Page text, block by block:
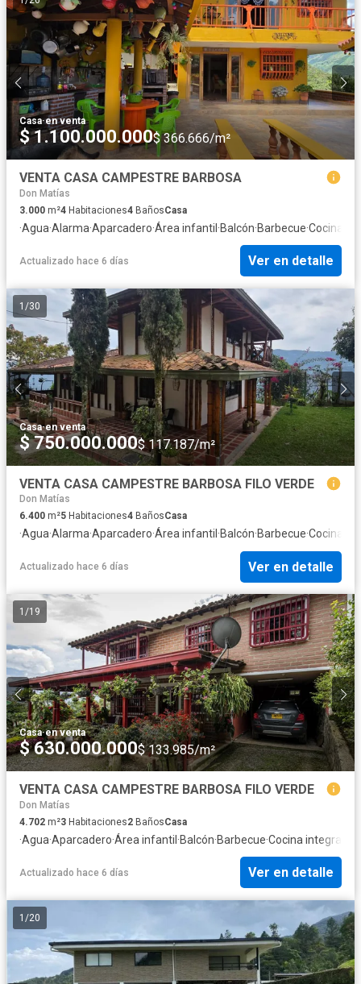
Casa·en venta
$ 1.100.000.000$ 366.666/m²
VENTA CASA CAMPESTRE BARBOSA
Don Matías
3.000 m²4 Habitaciones4 BañosCasa
·Agua·Alarma·Aparcadero·Área infantil ·Balcón·Barbecue·Cocina
Actualizado hace 6 días Ver en detalle
1 /30
Casa·en venta
$ 750.000.000$ 117.187/m²
VENTA CASA CAMPESTRE BARBOSA FILO VERDE
Don Matías
6.400 m²5 Habitaciones4 BañosCasa
·Agua·Alarma·Aparcadero·Área infantil ·Balcón·Barbecue·Cocina
Actualizado hace 6 días Ver en detalle
1 /19
Casa·en venta
$ 630.000.000$ 133.985/m²
VENTA CASA CAMPESTRE BARBOSA FILO VERDE
Don Matías
4.702 m²3 Habitaciones2 BañosCasa
·Agua·Aparcadero·Área infantil ·Balcón·Barbecue·Cocina integral
Actualizado hace 6 días Ver en detalle
1 /20